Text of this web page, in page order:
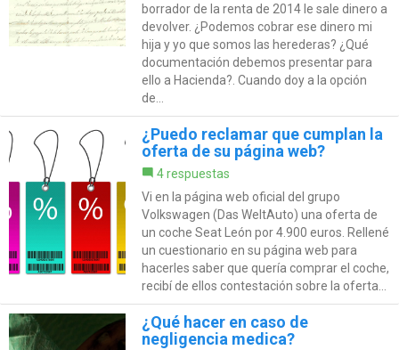
borrador de la renta de 2014 le sale dinero a
devolver. ¿Podemos cobrar ese dinero mi
hija y yo que somos las herederas? ¿Qué
documentación debemos presentar para
ello a Hacienda?. Cuando doy a la opción
de...
¿Puedo reclamar que cumplan la
oferta de su página web?
4 respuestas
Vi en la página web oficial del grupo
Volkswagen (Das WeltAuto) una oferta de
un coche Seat León por 4.900 euros. Rellené
un cuestionario en su página web para
hacerles saber que quería comprar el coche,
recibí de ellos contestación sobre la oferta...
¿Qué hacer en caso de
negligencia medica?